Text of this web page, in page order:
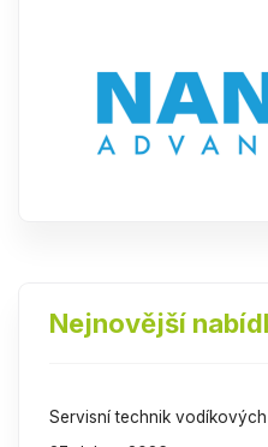
Nejnovější
Servisní technik vodíkových